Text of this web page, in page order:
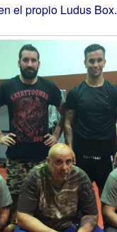
el propio Ludus Box.